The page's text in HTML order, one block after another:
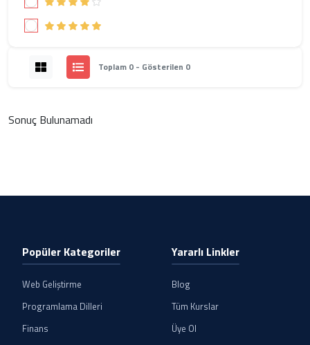
Toplam 0 - Gösterilen 0
Sonuç Bulunamadı
Popüler Kategoriler
Web Geliştirme
Programlama Dilleri
Finans
Yararlı Linkler
Blog
Tüm Kurslar
Üye Ol